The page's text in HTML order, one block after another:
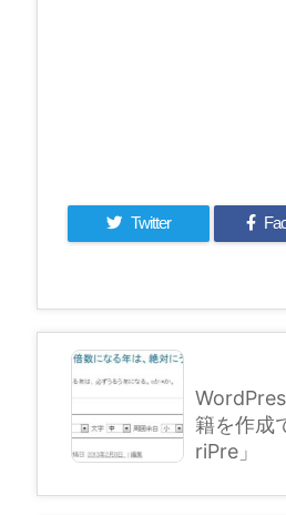
Twitter
籍を作成
riPre」